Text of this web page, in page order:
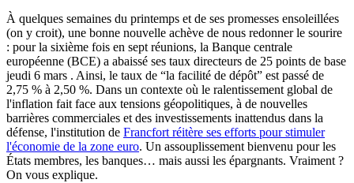
À quelques semaines du printemps et de ses promesses ensoleillées
(on y croit), une bonne nouvelle achève de nous redonner le sourire
: pour la sixième fois en sept réunions, la Banque centrale
européenne (BCE) a abaissé ses taux directeurs de 25 points de base
jeudi 6 mars . Ainsi, le taux de “la facilité de dépôt” est passé de
2,75 % à 2,50 %. Dans un contexte où le ralentissement global de
l'inflation fait face aux tensions géopolitiques, à de nouvelles
barrières commerciales et des investissements inattendus dans la
défense, l'institution de Francfort réitère ses efforts pour stimuler
l'économie de la zone euro. Un assouplissement bienvenu pour les
États membres, les banques… mais aussi les épargnants. Vraiment ?
On vous explique.